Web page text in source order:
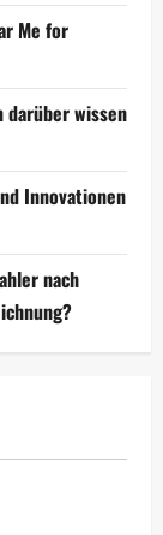
Me for
darüber wissen
Innovationen
nach